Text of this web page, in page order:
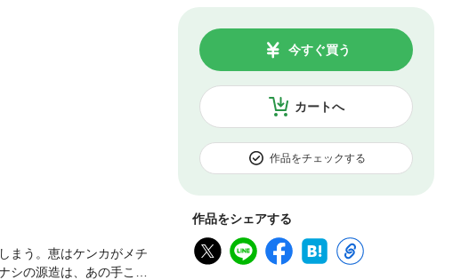
カートへ
今すぐ買う
作品をチェックする
作品をシェアする
まう。恵はケンカがメチ
の源造は、あの手この